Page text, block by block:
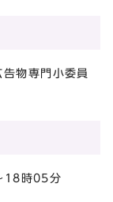
物専門小委員
18時05分